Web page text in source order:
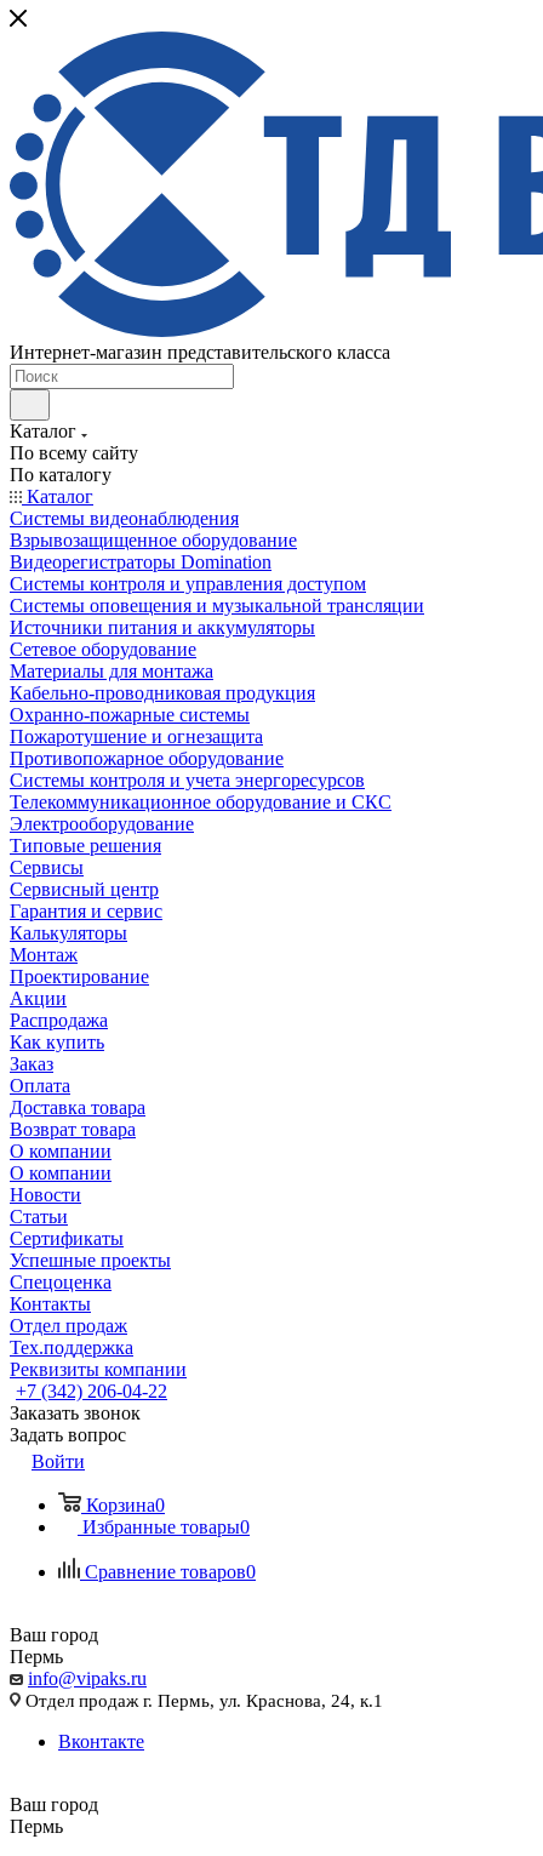
Интернет-магазин представительского класса
Каталог
По всему сайту
По каталогу
Каталог
Системы видеонаблюдения
Взрывозащищенное оборудование
Видеорегистраторы Domination
Системы контроля и управления доступом
Системы оповещения и музыкальной трансляции
Источники питания и аккумуляторы
Сетевое оборудование
Материалы для монтажа
Кабельно-проводниковая продукция
Охранно-пожарные системы
Пожаротушение и огнезащита
Противопожарное оборудование
Системы контроля и учета энергоресурсов
Телекоммуникационное оборудование и СКС
Электрооборудование
Типовые решения
Сервисы
Сервисный центр
Гарантия и сервис
Калькуляторы
Монтаж
Проектирование
Акции
Распродажа
Как купить
Заказ
Оплата
Доставка товара
Возврат товара
О компании
О компании
Новости
Статьи
Сертификаты
Успешные проекты
Спецоценка
Контакты
Отдел продаж
Тех.поддержка
Реквизиты компании
+7 (342) 206-04-22
Заказать звонок
Задать вопрос
Войти
Корзина0
Избранные товары0
Сравнение товаров0
Ваш город
Пермь
info@vipaks.ru
Отдел продаж г. Пермь, ул. Краснова, 24, к.1
Вконтакте
Ваш город
Пермь